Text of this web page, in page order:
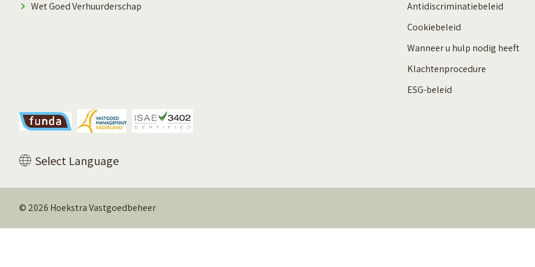
Wet Goed Verhuurderschap
Antidiscriminatiebeleid
Cookiebeleid
Wanneer u hulp nodig heeft
Klachtenprocedure
ESG-beleid
Vertaal deze pagina
Select Language
© 2026 Hoekstra Vastgoedbeheer